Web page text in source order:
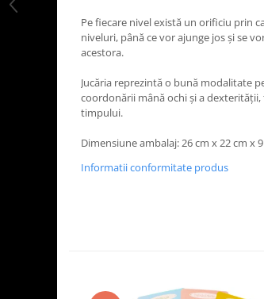
Pe fiecare nivel există un orificiu prin
niveluri, până ce vor ajunge jos și se
acestora.
Jucăria reprezintă o bună modalitate
coordonării mână ochi și a
timpului.
Dimensiune ambalaj: 26 cm x 22 cm x
Informatii conformitate produs